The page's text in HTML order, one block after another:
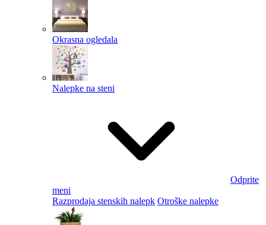
Okrasna ogledala
Nalepke na steni
Odprite
meni
Razprodaja stenskih nalepk Otroške nalepke